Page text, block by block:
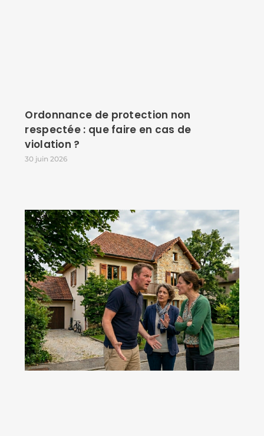
Ordonnance de protection non
respectée : que faire en cas de
violation ?
30 juin 2026